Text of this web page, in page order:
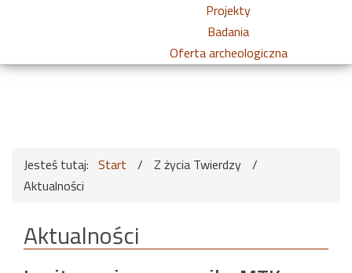
Projekty
Badania
Oferta archeologiczna
Jesteś tutaj: Start / Z życia Twierdzy /
Aktualności
Aktualności